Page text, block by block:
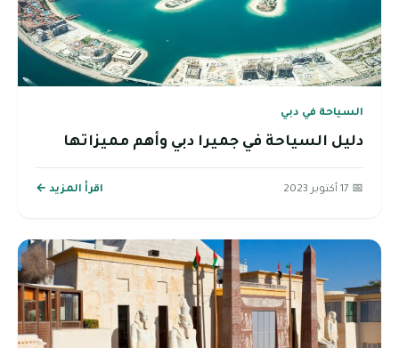
السياحة في دبي
دليل السياحة في جميرا دبي وأهم مميزاتها
📅 17 أكتوبر 2023 اقرأ المزيد ←